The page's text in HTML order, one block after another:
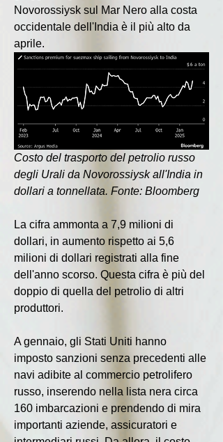
Novorossiysk sul Mar Nero alla costa
occidentale dell'India è il più alto da
aprile.
Costo del trasporto del petrolio russo
degli Urali da Novorossiysk all'India in
dollari a tonnellata. Fonte: Bloomberg
La cifra ammonta a 7,9 milioni di
dollari, in aumento rispetto ai 5,6
milioni di dollari registrati alla fine
dell'anno scorso. Questa cifra è più del
doppio di quella del petrolio di altri
produttori.
A gennaio, gli Stati Uniti hanno
imposto sanzioni senza precedenti alle
navi adibite al commercio petrolifero
russo, inserendo nella lista nera circa
160 imbarcazioni e prendendo di mira
importanti aziende, assicuratori e